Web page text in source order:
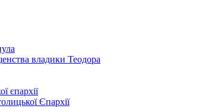
владики Теодора
єпархії
Єпархії